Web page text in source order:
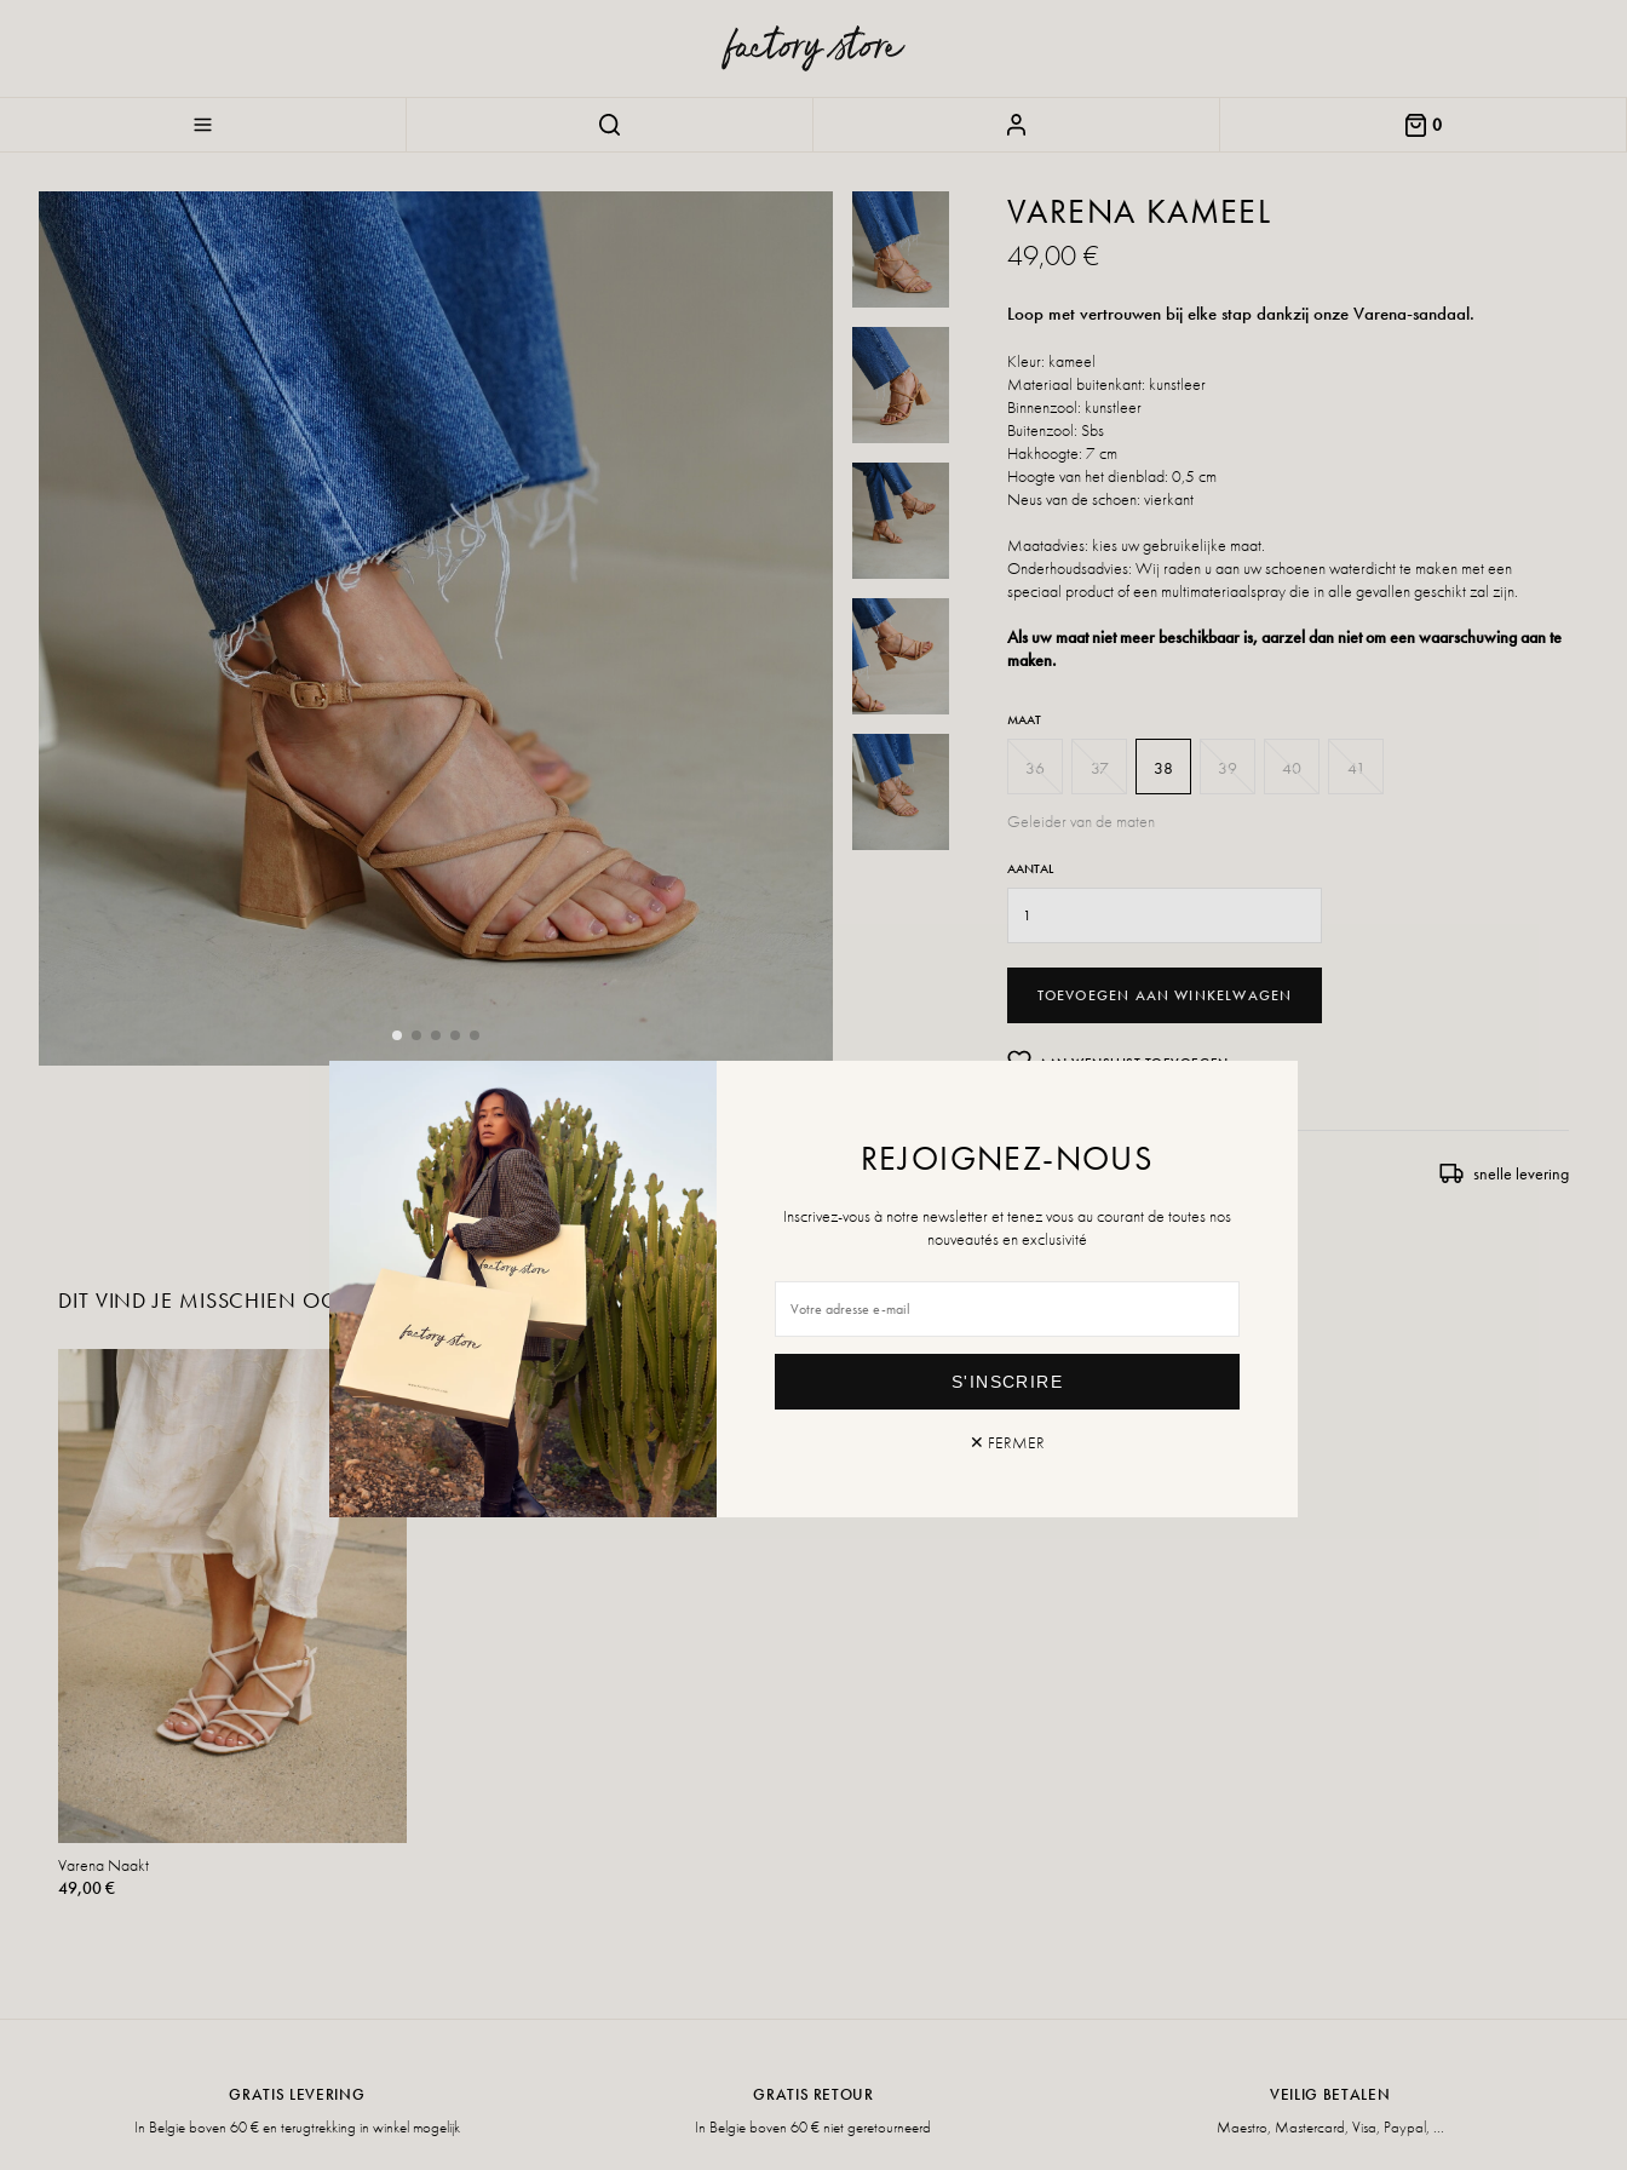
0
VARENA KAMEEL
49,00 €
Loop met vertrouwen bij elke stap dankzij onze Varena-sandaal.
Kleur: kameel
Materiaal buitenkant: kunstleer
Binnenzool: kunstleer
Buitenzool: Sbs
Hakhoogte: 7 cm
Hoogte van het dienblad: 0,5 cm
Neus van de schoen: vierkant
Maatadvies: kies uw gebruikelijke maat.
Onderhoudsadvies: Wij raden u aan uw schoenen waterdicht te maken met een
speciaal product of een multimateriaalspray die in alle gevallen geschikt zal zijn.
Als uw maat niet meer beschikbaar is, aarzel dan niet om een waarschuwing aan te
maken.
MAAT
36 37 38 39 40 41
Geleider van de maten
AANTAL
TOEVOEGEN AAN WINKELWAGEN
AAN WENSLIJST TOEVOEGEN
Retour en uitwisseling snelle levering
DIT VIND JE MISSCHIEN OOK LEUK
Varena Naakt
49,00 €
GRATIS LEVERING
In Belgie boven 60 € en terugtrekking in winkel mogelijk
GRATIS RETOUR
In Belgie boven 60 € niet geretourneerd
VEILIG BETALEN
Maestro, Mastercard, Visa, Paypal, ...
REJOIGNEZ-NOUS
Inscrivez-vous à notre newsletter et tenez vous au courant de toutes nos
nouveautés en exclusivité
S'INSCRIRE
✕ FERMER